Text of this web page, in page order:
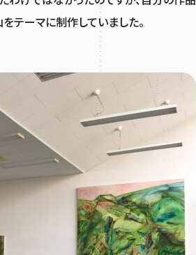
テーマに制作していました。